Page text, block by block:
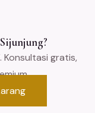
Konsultasi gratis,